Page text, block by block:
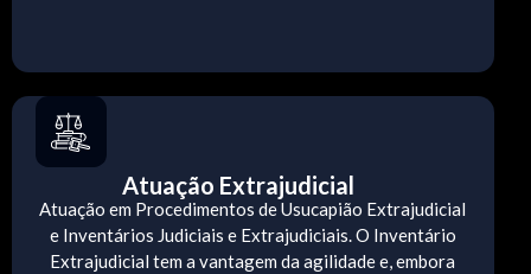
Atuação Extrajudicial
Atuação em Procedimentos de Usucapião Extrajudicial
e Inventários Judiciais e Extrajudiciais. O Inventário
Extrajudicial tem a vantagem da agilidade e, embora